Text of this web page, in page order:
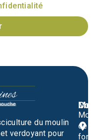
du moulin
verdoyant pour
des